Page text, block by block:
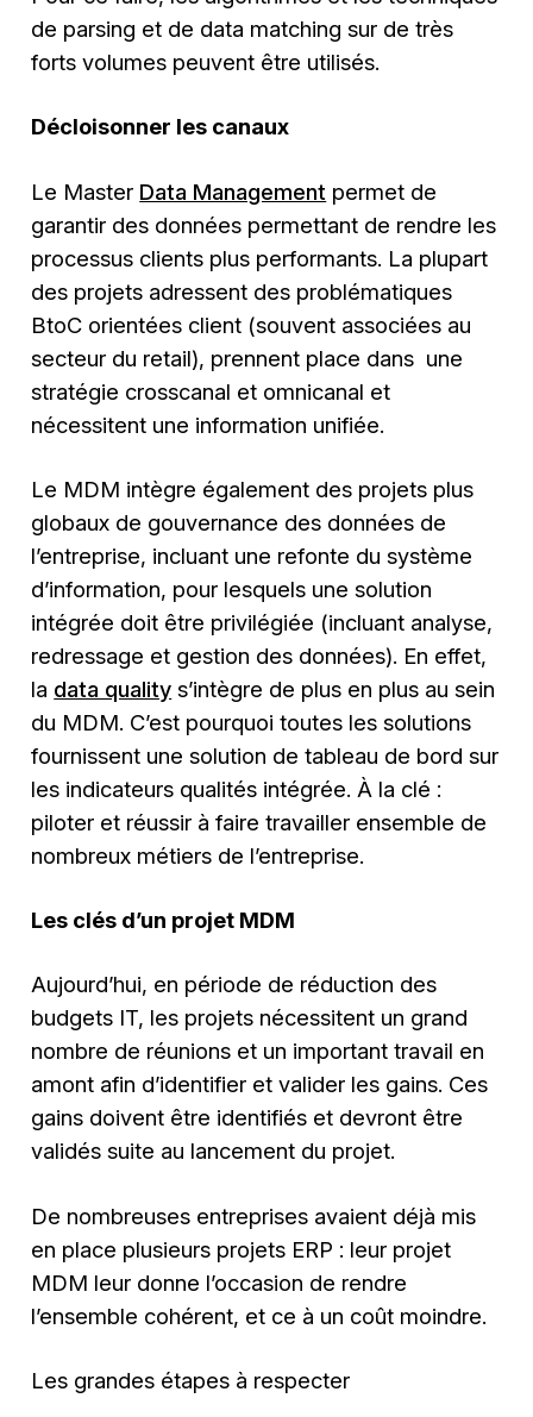
de parsing et de data matching sur de très
forts volumes peuvent être utilisés.
Décloisonner les canaux
Le Master Data Management permet de
garantir des données permettant de rendre les
processus clients plus performants. La plupart
des projets adressent des problématiques
BtoC orientées client (souvent associées au
secteur du retail), prennent place dans une
stratégie crosscanal et omnicanal et
nécessitent une information unifiée.
Le MDM intègre également des projets plus
globaux de gouvernance des données de
l’entreprise, incluant une refonte du système
d’information, pour lesquels une solution
intégrée doit être privilégiée (incluant analyse,
redressage et gestion des données). En effet,
la data quality s’intègre de plus en plus au sein
du MDM. C’est pourquoi toutes les solutions
fournissent une solution de tableau de bord sur
les indicateurs qualités intégrée. À la clé :
piloter et réussir à faire travailler ensemble de
nombreux métiers de l’entreprise.
Les clés d’un projet MDM
Aujourd’hui, en période de réduction des
budgets IT, les projets nécessitent un grand
nombre de réunions et un important travail en
amont afin d’identifier et valider les gains. Ces
gains doivent être identifiés et devront être
validés suite au lancement du projet.
De nombreuses entreprises avaient déjà mis
en place plusieurs projets ERP : leur projet
MDM leur donne l’occasion de rendre
l’ensemble cohérent, et ce à un coût moindre.
Les grandes étapes à respecter